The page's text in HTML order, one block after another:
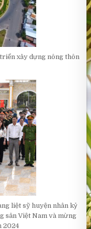
xây dựng nông thôn
liệt sỹ huyện nhân kỷ
sản Việt Nam và mừng
2024